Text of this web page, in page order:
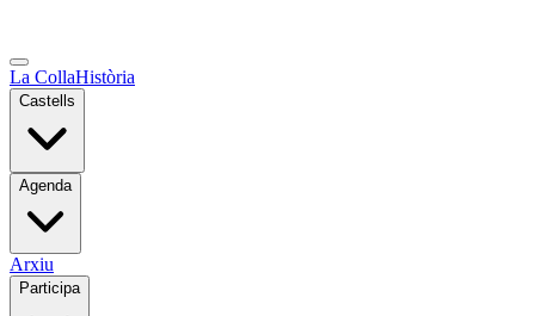
La CollaHistòria
Castells
Agenda
Arxiu
Participa